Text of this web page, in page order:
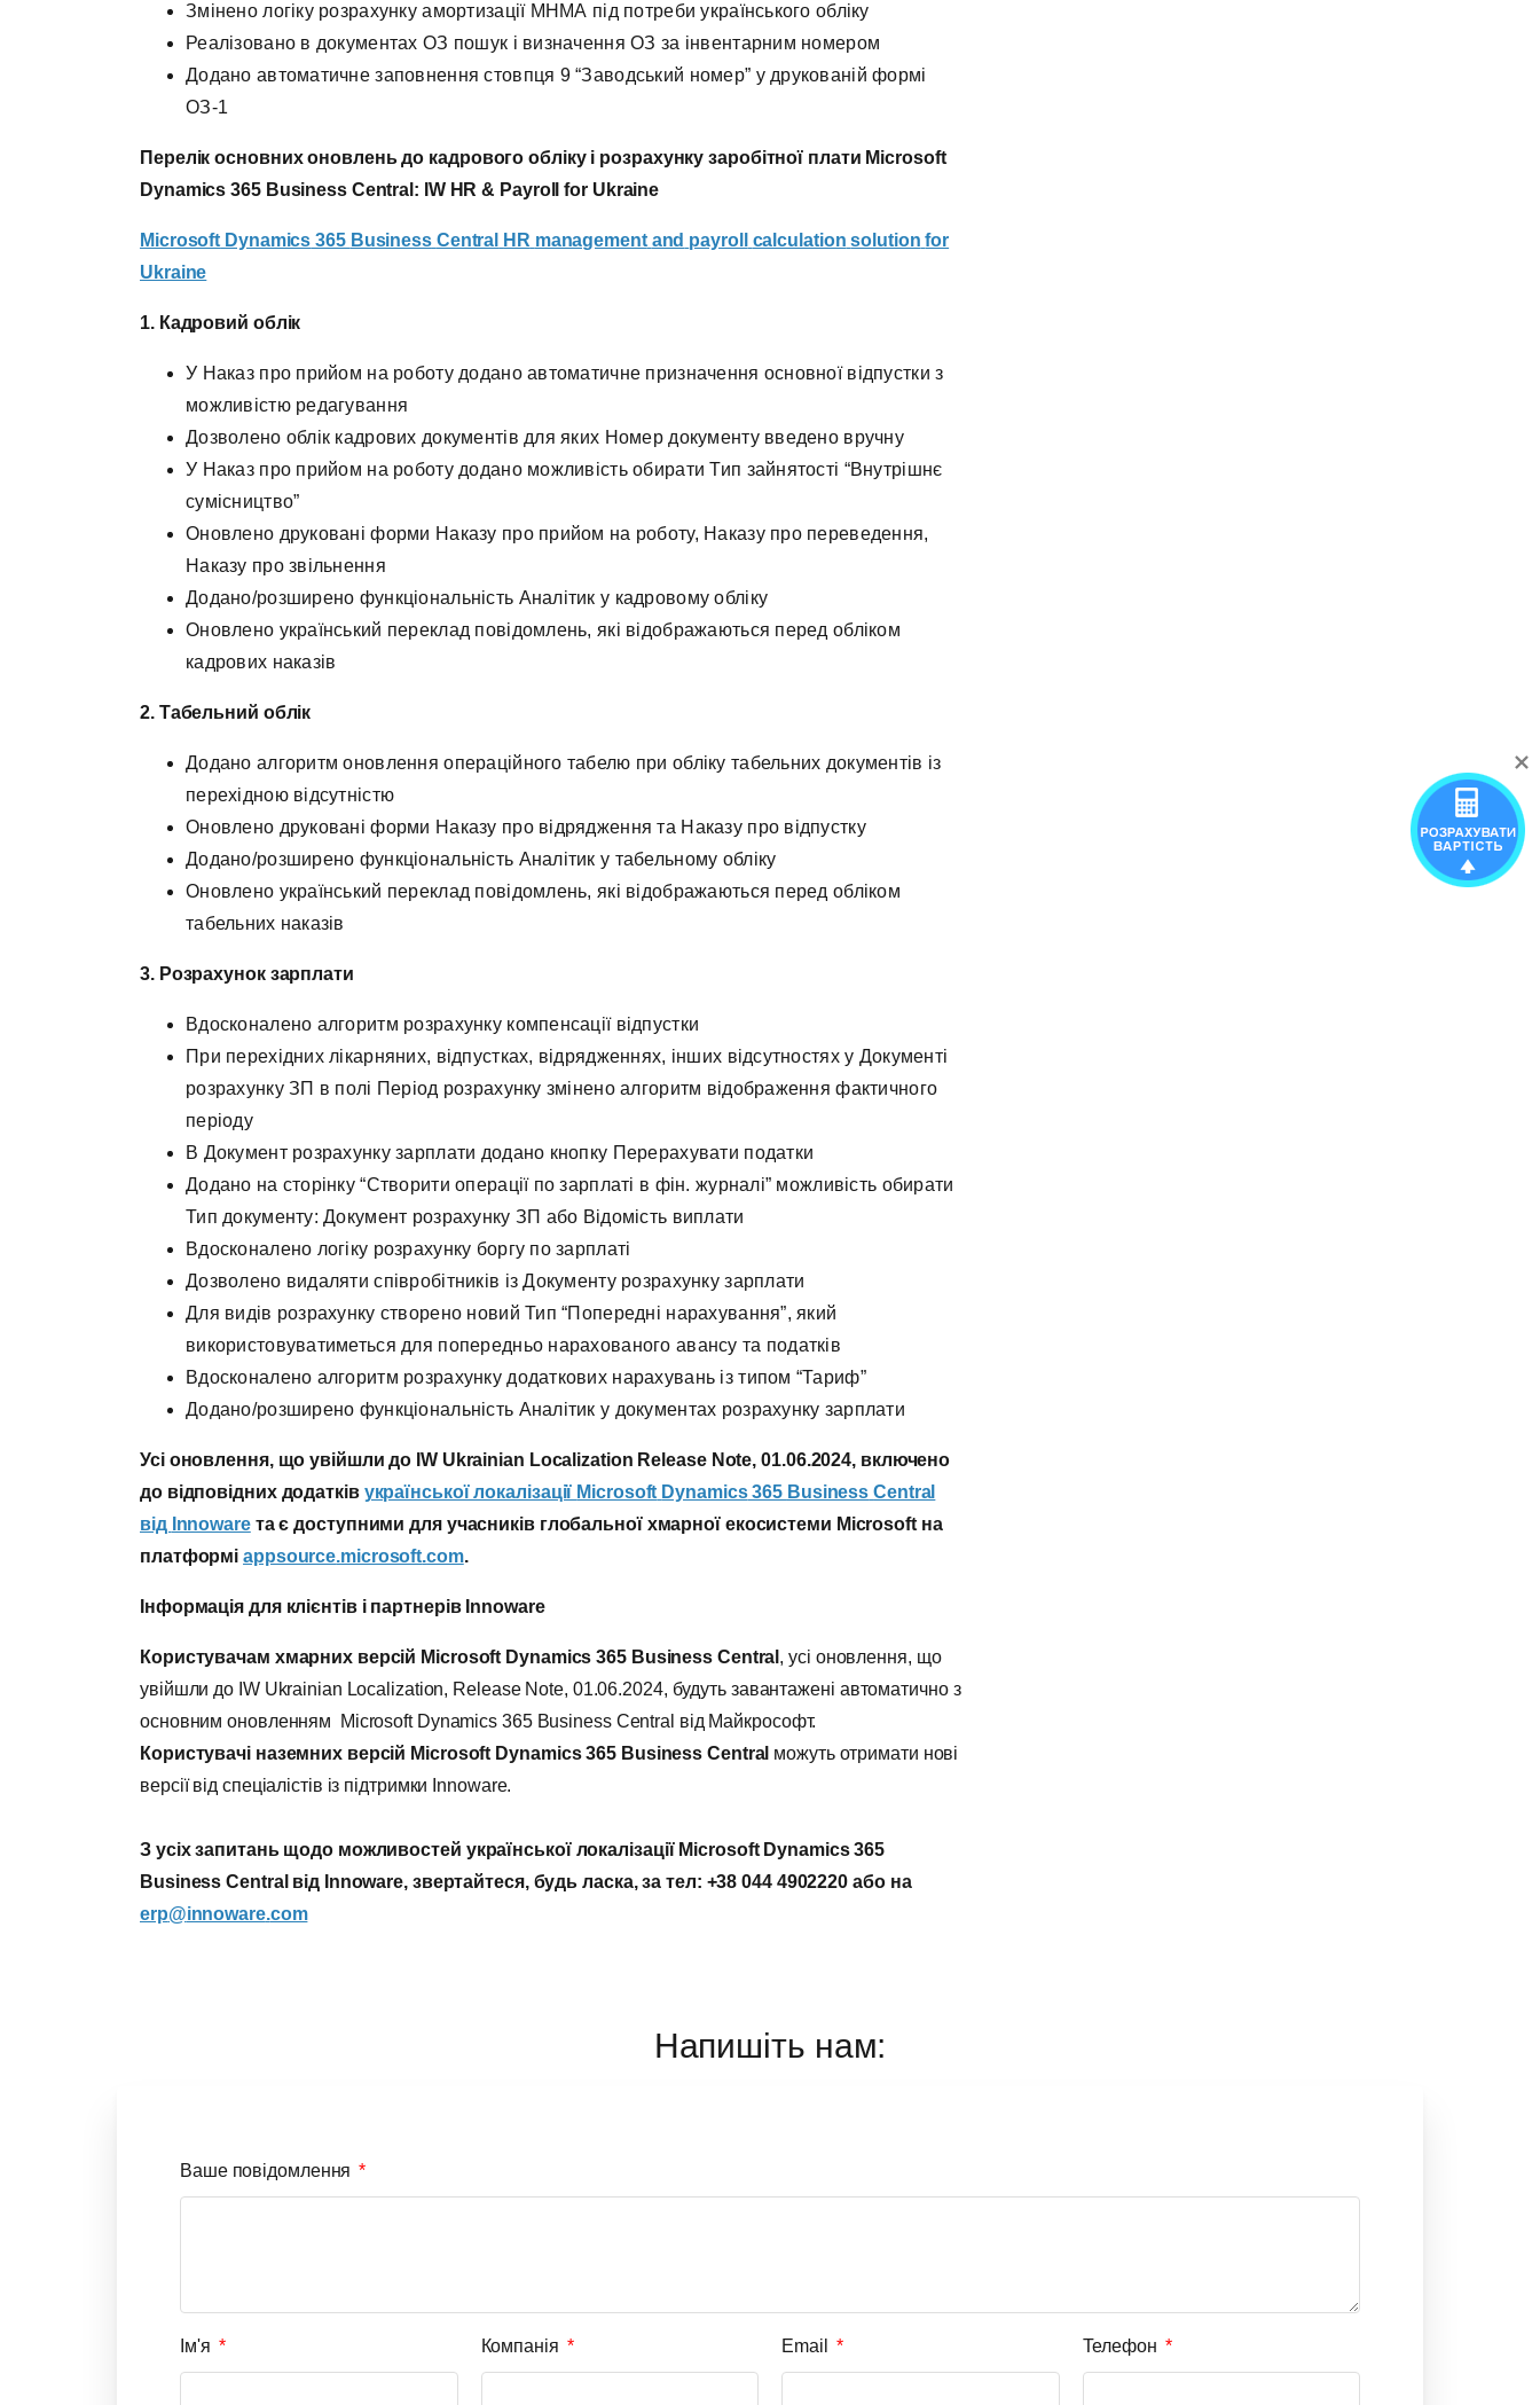
Змінено логіку розрахунку амортизації МНМА під потреби українського обліку
Реалізовано в документах ОЗ пошук і визначення ОЗ за інвентарним номером
Додано автоматичне заповнення стовпця 9 “Заводський номер” у друкованій формі
ОЗ-1
Перелік основних оновлень до кадрового обліку і розрахунку заробітної плати Microsoft
Dynamics 365 Business Central: IW HR & Payroll for Ukraine
Microsoft Dynamics 365 Business Central HR management and payroll calculation solution for
Ukraine
1. Кадровий облік
У Наказ про прийом на роботу додано автоматичне призначення основної відпустки з
можливістю редагування
Дозволено облік кадрових документів для яких Номер документу введено вручну
У Наказ про прийом на роботу додано можливість обирати Тип зайнятості “Внутрішнє
сумісництво”
Оновлено друковані форми Наказу про прийом на роботу, Наказу про переведення,
Наказу про звільнення
Додано/розширено функціональність Аналітик у кадровому обліку
Оновлено український переклад повідомлень, які відображаються перед обліком
кадрових наказів
2. Табельний облік
Додано алгоритм оновлення операційного табелю при обліку табельних документів із
перехідною відсутністю
Оновлено друковані форми Наказу про відрядження та Наказу про відпустку
Додано/розширено функціональність Аналітик у табельному обліку
Оновлено український переклад повідомлень, які відображаються перед обліком
табельних наказів
3. Розрахунок зарплати
Вдосконалено алгоритм розрахунку компенсації відпустки
При перехідних лікарняних, відпустках, відрядженнях, інших відсутностях у Документі
розрахунку ЗП в полі Період розрахунку змінено алгоритм відображення фактичного
періоду
В Документ розрахунку зарплати додано кнопку Перерахувати податки
Додано на сторінку “Створити операції по зарплаті в фін. журналі” можливість обирати
Тип документу: Документ розрахунку ЗП або Відомість виплати
Вдосконалено логіку розрахунку боргу по зарплаті
Дозволено видаляти співробітників із Документу розрахунку зарплати
Для видів розрахунку створено новий Тип “Попередні нарахування”, який
використовуватиметься для попередньо нарахованого авансу та податків
Вдосконалено алгоритм розрахунку додаткових нарахувань із типом “Тариф”
Додано/розширено функціональність Аналітик у документах розрахунку зарплати
Усі оновлення, що увійшли до IW Ukrainian Localization Release Note, 01.06.2024, включено
до відповідних додатків української локалізації Microsoft Dynamics365 Business Central
від Innoware та є доступними для учасників глобальної хмарної екосистеми Microsoftна
платформіappsource.microsoft.com.
Інформація для клієнтів і партнерів Innoware
Користувачам хмарних версій Microsoft Dynamics 365 Business Central , усі оновлення, що
увійшли до IW Ukrainian Localization, Release Note, 01.06.2024, будуть завантажені автоматично з
основним оновленням Microsoft Dynamics 365 Business Central від Майкрософт.
Користувачі наземних версій Microsoft Dynamics 365 Business Central можуть отримати нові
версії від спеціалістів із підтримки Innoware.
З усіх запитань щодо можливостей української локалізації Microsoft Dynamics 365
Business Central від Innoware, звертайтеся, будь ласка, за тел: +38 044 4902220 або на
erp@innoware.com
Напишіть нам:
Ваше повідомлення
Ім'я Компанія Email Телефон